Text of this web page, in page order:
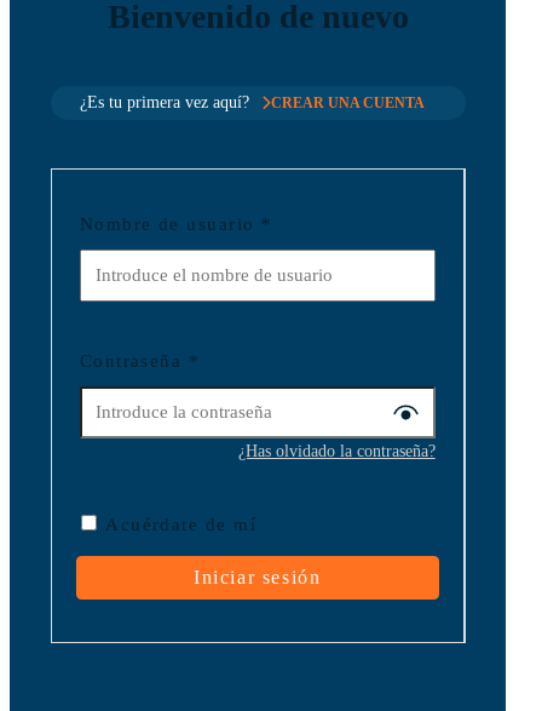
Bienvenido de nuevo
¿Es tu primera vez aquí? CREAR UNA CUENTA
Nombre de usuario *
Contraseña *
¿Has olvidado la contraseña?
Acuérdate de mí